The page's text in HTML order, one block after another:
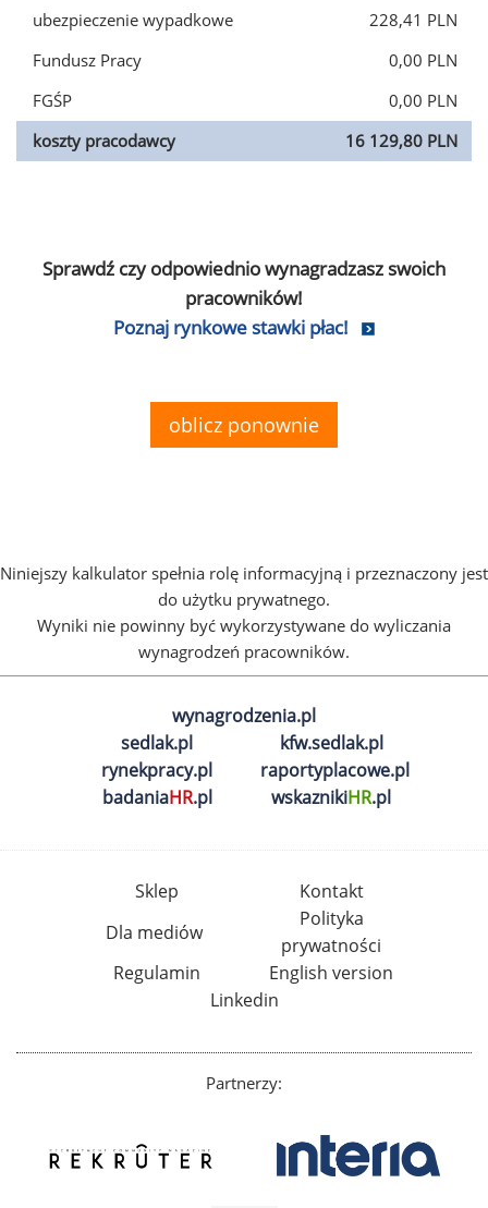
ubezpieczenie wypadkowe
228,41 PLN
Fundusz Pracy
0,00 PLN
FGŚP
0,00 PLN
koszty pracodawcy
16 129,80 PLN
Sprawdź czy odpowiednio wynagradzasz swoich
pracowników!
Poznaj rynkowe stawki płac!
oblicz ponownie
Niniejszy kalkulator spełnia rolę informacyjną i przeznaczony jest
do użytku prywatnego.
Wyniki nie powinny być wykorzystywane do wyliczania
wynagrodzeń pracowników.
wynagrodzenia.pl
sedlak.pl
kfw.sedlak.pl
rynekpracy.pl
raportyplacowe.pl
badaniaHR.pl wskaznikiHR.pl
Sklep
Kontakt
Dla mediów
Polityka
prywatności
Regulamin
English version
Linkedin
Partnerzy: